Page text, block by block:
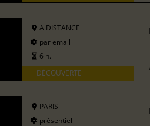
A DISTANCE
par email
6 h.
DÉCOUVERTE
PARIS
présentiel